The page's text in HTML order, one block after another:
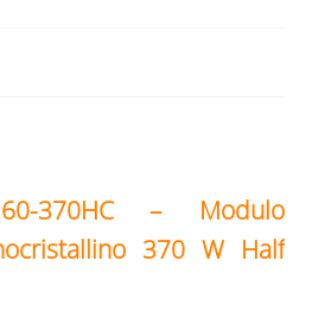
370HC – Modulo
370 W Half